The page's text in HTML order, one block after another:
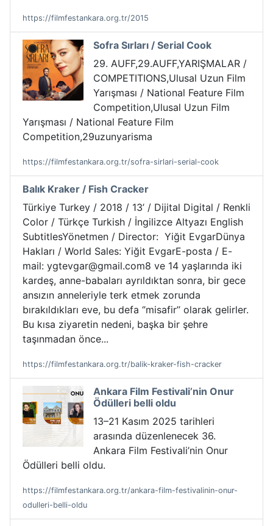
https://filmfestankara.org.tr/2015
Sofra Sırları / Serial Cook
29. AUFF,29.AUFF,YARIŞMALAR /
COMPETITIONS,Ulusal Uzun Film
Yarışması / National Feature Film
Competition,Ulusal Uzun Film
Yarışması / National Feature Film
Competition,29uzunyarisma
https://filmfestankara.org.tr/sofra-sirlari-serial-cook
Balık Kraker / Fish Cracker
Türkiye Turkey / 2018 / 13’ / Dijital Digital / Renkli
Color / Türkçe Turkish / İngilizce Altyazı English
SubtitlesYönetmen / Director: Yiğit EvgarDünya
Hakları / World Sales: Yiğit EvgarE-posta / E-
mail: ygtevgar@gmail.com8 ve 14 yaşlarında iki
kardeş, anne-babaları ayrıldıktan sonra, bir gece
ansızın anneleriyle terk etmek zorunda
bırakıldıkları eve, bu defa ‘’misafir’’ olarak gelirler.
Bu kısa ziyaretin nedeni, başka bir şehre
taşınmadan önce...
https://filmfestankara.org.tr/balik-kraker-fish-cracker
Ankara Film Festivali’nin Onur
Ödülleri belli oldu
13–21 Kasım 2025 tarihleri
arasında düzenlenecek 36.
Ankara Film Festivali’nin Onur
Ödülleri belli oldu.
https://filmfestankara.org.tr/ankara-film-festivalinin-onur-
odulleri-belli-oldu